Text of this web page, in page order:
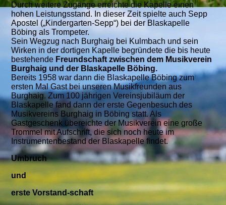
Durch weitere Zugänge erreichte die Kapelle einen
hohen Leistungsstand. In dieser Zeit spielte auch Sepp
Apostel („Kindergarten-Sepp“) bei der Blaskapelle
Böbing als Trompeter.
Sein Wegzug nach Burghaig bei Kulmbach und sein
Wirken in der dortigen Kapelle begründete die bis heute
bestehende Freundschaft zwischen dem Musikverein
Burghaig und der Blaskapelle Böbing.
Bereits 1958 war dann die Blaskapelle Böbing zum
ersten Mal Gast bei unseren Musikfreunden aus
Burghaig. Zum 100 jährigen Vereinsjubiläum der
Blaskapelle fand dann der erste Gegenbesuch des
Musikvereins Burghaig in Böbing statt. Als
Gastgeschenk übereichte der Musikverein eine große
Trommel mit Aufschrift, die sich noch heute im
Instrumentenbestand der Blaskapelle findet.
Umbruch
und
erste Vorstand-schaft